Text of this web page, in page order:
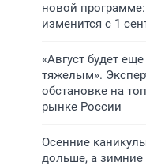
новой программе:
изменится с 1
«Август будет
тяжелым».
обстановке на
рынке России
Осенние
дольше, а зимние